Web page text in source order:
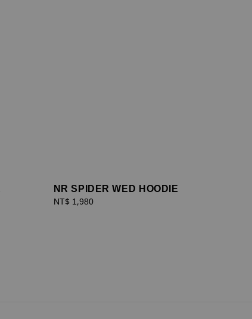
NR SPIDER WED HOODIE
Regular
NT$ 1,980